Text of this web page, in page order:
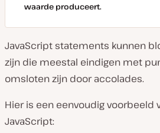
waarde produceert.
JavaScript statements kunnen
zijn die meestal eindigen met
omsloten zijn door accolades.
Hier is een eenvoudig voorbeeld
JavaScript: